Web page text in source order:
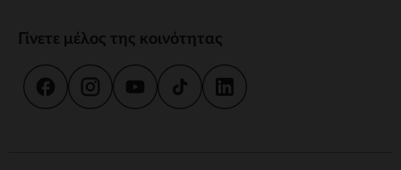
Γίνετε μέλος της κοινότητας